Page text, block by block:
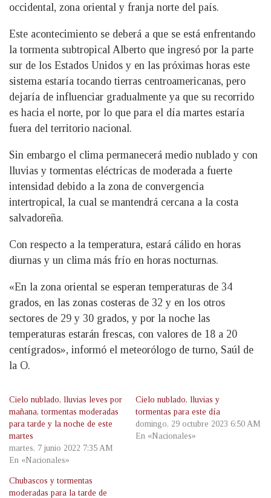
occidental, zona oriental y franja norte del país.
Este acontecimiento se deberá a que se está enfrentando
la tormenta subtropical Alberto que ingresó por la parte
sur de los Estados Unidos y en las próximas horas este
sistema estaría tocando tierras centroamericanas, pero
dejaría de influenciar gradualmente ya que su recorrido
es hacia el norte, por lo que para el día martes estaría
fuera del territorio nacional.
Sin embargo el clima permanecerá medio nublado y con
lluvias y tormentas eléctricas de moderada a fuerte
intensidad debido a la zona de convergencia
intertropical, la cual se mantendrá cercana a la costa
salvadoreña.
Con respecto a la temperatura, estará cálido en horas
diurnas y un clima más frío en horas nocturnas.
«En la zona oriental se esperan temperaturas de 34
grados, en las zonas costeras de 32 y en los otros
sectores de 29 y 30 grados, y por la noche las
temperaturas estarán frescas, con valores de 18 a 20
centígrados», informó el meteorólogo de turno, Saúl de
la O.
Cielo nublado, lluvias leves por
mañana, tormentas moderadas
para tarde y la noche de este
martes
martes, 7 junio 2022 7:35 AM
En «Nacionales»
Cielo nublado, lluvias y
tormentas para este día
domingo, 29 octubre 2023 6:50 AM
En «Nacionales»
Chubascos y tormentas
moderadas para la tarde de